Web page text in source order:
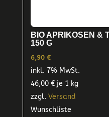
BIO APRIKOSEN &
150 G
6,90 €
inkl. 7% MwSt.
46,00 €je 1 kg
zzgl. Versand
Wunschliste